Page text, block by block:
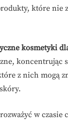
które nie
kosmetyki
z nich mogą
w czasie